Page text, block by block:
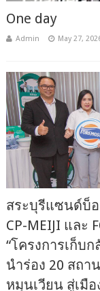
One day
Admin May 27,
สระบุรีแซนด์บ็อ
CP-MEIJI และ
“โครงการเก็บ
นำร่อง 20 สถา
หมุนเวียน สู่เมื